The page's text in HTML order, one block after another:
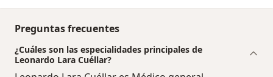
Preguntas frecuentes
¿Cuáles son las especialidades principales de
Leonardo Lara Cuéllar?